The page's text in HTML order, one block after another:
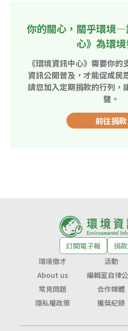
你的關心，關乎環境
心》為環
《環境資訊中心》需要你
資訊公開普及，才能促成民
請您加入定期捐款的行列，
聲。
前往捐款
訂閱電子報
捐
環境徵才
活動
About us
編輯室自律
常見問題
合作媒體
隱私權政策
獲獎紀錄